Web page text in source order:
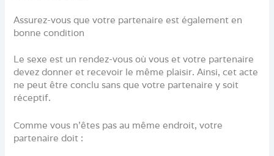
Assurez-vous que votre partenaire est également en
bonne condition
Le sexe est un rendez-vous où vous et votre partenaire
devez donner et recevoir le même plaisir. Ainsi, cet acte
ne peut être conclu sans que votre partenaire y soit
réceptif.
Comme vous n’êtes pas au même endroit, votre
partenaire doit :